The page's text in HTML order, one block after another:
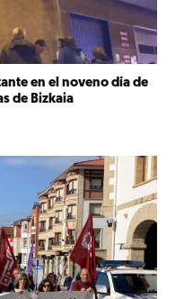
en el noveno día de
de Bizkaia